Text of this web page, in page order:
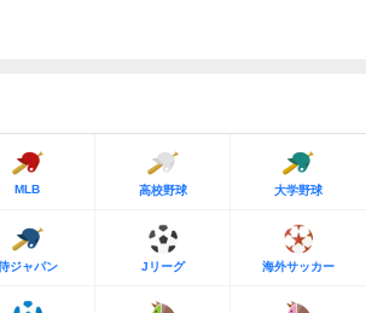
MLB 高校野球 大学野球
ジャパン Jリーグ 海外サッカー